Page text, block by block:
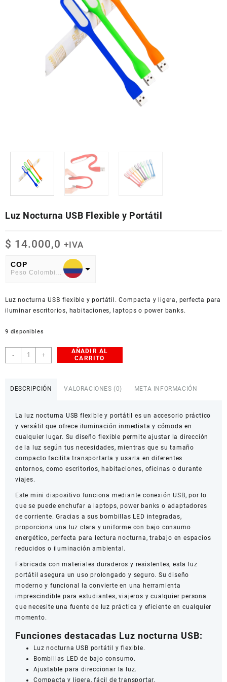
Luz Nocturna USB Flexible y Portátil
$ 14.000,0 +IVA
COP
American Dollar
Luz nocturna USB flexible y portátil. Compacta y ligera, perfecta para
iluminar escritorios, habitaciones, laptops o power banks.
9 disponibles
-
Luz
Nocturna
Flexible
cantidad
+
AÑADIR AL
CARRITO
DESCRIPCIÓN VALORACIONES (0) META INFORMACIÓN
La luz nocturna USB flexible y portátil es un accesorio práctico
y versátil que ofrece iluminación inmediata y cómoda en
cualquier lugar. Su diseño flexible permite ajustar la dirección
de la luz según tus necesidades, mientras que su tamaño
compacto facilita transportarla y usarla en diferentes
entornos, como escritorios, habitaciones, oficinas o durante
viajes.
Este mini dispositivo funciona mediante conexión USB, por lo
que se puede enchufar a laptops, power banks o adaptadores
de corriente. Gracias a sus bombillas LED integradas,
proporciona una luz clara y uniforme con bajo consumo
energético, perfecta para lectura nocturna, trabajo en espacios
reducidos o iluminación ambiental.
Fabricada con materiales duraderos y resistentes, esta luz
portátil asegura un uso prolongado y seguro. Su diseño
moderno y funcional la convierte en una herramienta
imprescindible para estudiantes, viajeros y cualquier persona
que necesite una fuente de luz práctica y eficiente en cualquier
momento.
Funciones destacadas Luz nocturna USB:
Luz nocturna USB portátil y flexible.
Bombillas LED de bajo consumo.
Ajustable para direccionar la luz.
Compacta y ligera, fácil de transportar.